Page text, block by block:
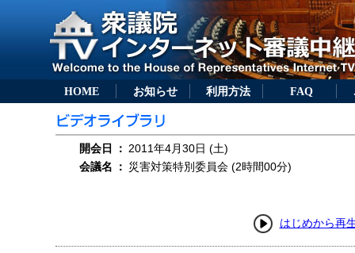
HOME お知らせ 利用方法 FAQ
開会日 ： 2011年4月30日 (土)
会議名
： 災害対策特別委員会 (2時間00分)
はじめから再